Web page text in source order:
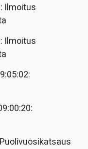
Ilmoitus
Ilmoitus